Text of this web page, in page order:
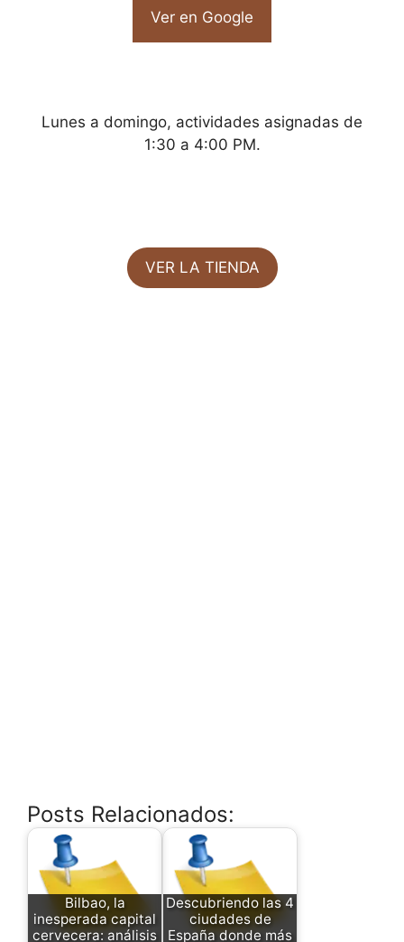
Ver en Google
Lunes a domingo, actividades asignadas de
1:30 a 4:00 PM.
VER LA TIENDA
Posts Relacionados:
Bilbao, la
inesperada capital
cervecera: análisis
Descubriendo las 4
ciudades de
España donde más